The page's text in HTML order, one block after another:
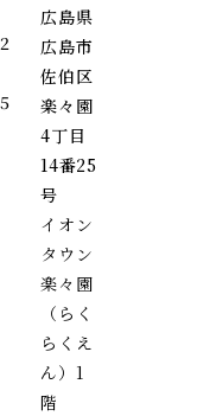
広島県
広島市
佐伯区
楽々園
4丁目
14番25
号
イオン
タウン
楽々園
（らく
らくえ
ん）1
階